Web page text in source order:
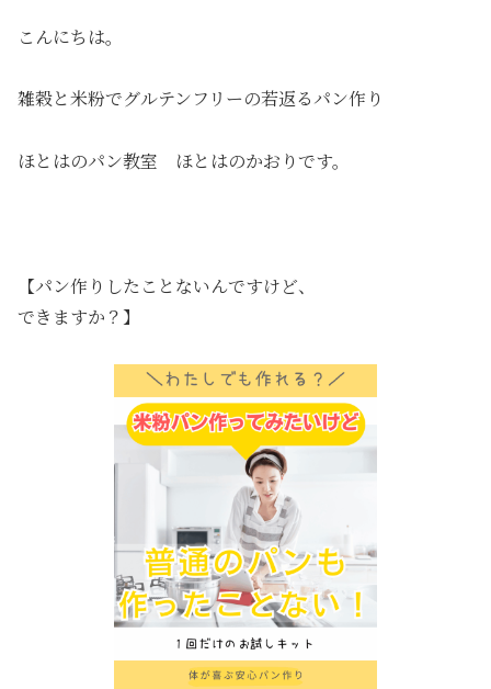
こんにちは。
雑穀と米粉でグルテンフリーの若返るパン作り
ほとはのパン教室 ほとはのかおりです。
【パン作りしたことないんですけど、
できますか？】